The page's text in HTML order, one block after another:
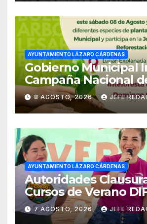
AYUNTAMIENTO LÁZARO CÁRDENAS
Gobierno Municipal
Campaña Nacional
Reforestación
8 AGOSTO, 2026 JEFE
AYUNTAMIENTO LÁZARO CÁRDENAS
Autoridades
Cursos de Verano
Seguridad Pública y
Cultura 2026
7 AGOSTO, 2026 JEFE